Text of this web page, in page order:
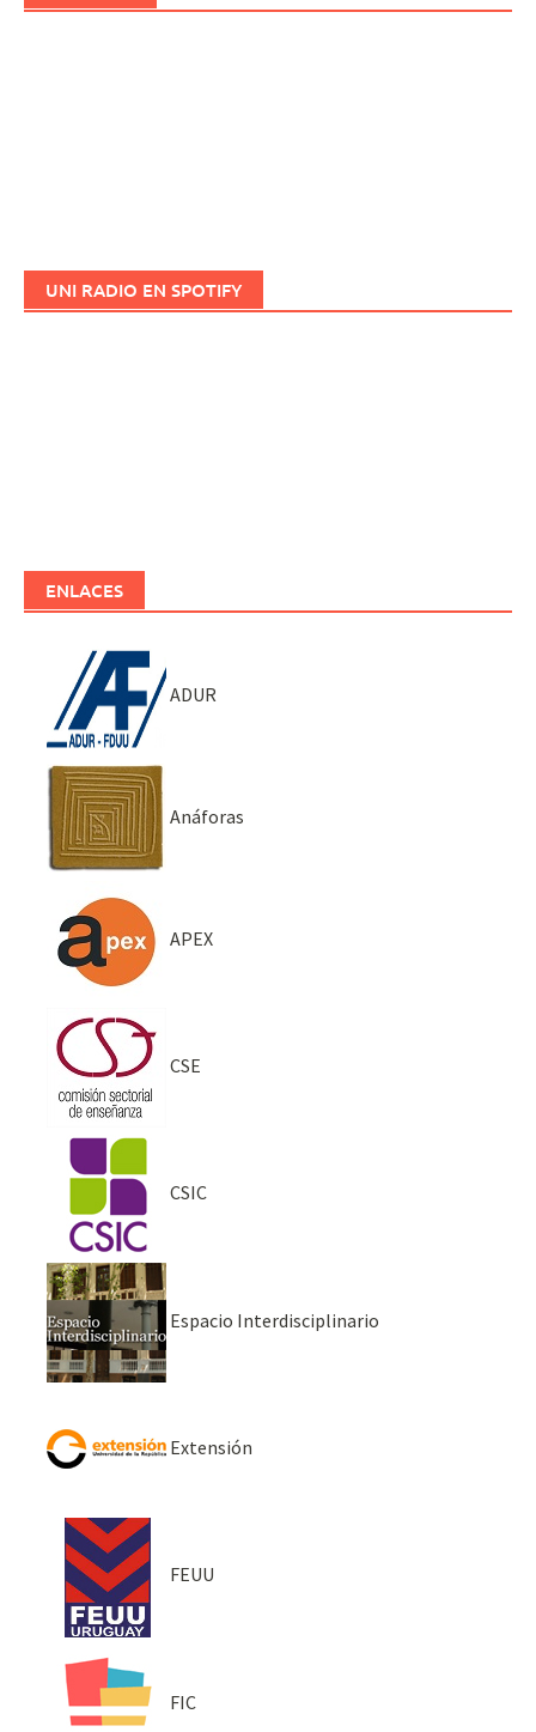
UNI RADIO EN SPOTIFY
ENLACES
ADUR
Anáforas
APEX
CSE
CSIC
Espacio Interdisciplinario
Extensión
FEUU
FIC